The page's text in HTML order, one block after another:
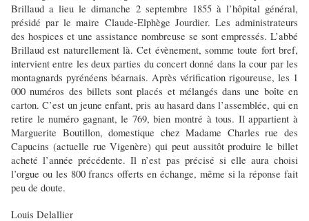
Brillaud a lieu le dimanche 2 septembre 1855 à l’hôpital général,
présidé par le maire Claude-Elphège Jourdier. Les administrateurs
des hospices et une assistance nombreuse se sont empressés. L’abbé
Brillaud est naturellement là. Cet évènement, somme toute fort bref,
intervient entre les deux parties du concert donné dans la cour par les
montagnards pyrénéens béarnais. Après vérification rigoureuse, les 1
000 numéros des billets sont placés et mélangés dans une boîte en
carton. C’est un jeune enfant, pris au hasard dans l’assemblée, qui en
retire le numéro gagnant, le 769, bien montré à tous. Il appartient à
Marguerite Boutillon, domestique chez Madame Charles rue des
Capucins (actuelle rue Vigenère) qui peut aussitôt produire le billet
acheté l’année précédente. Il n’est pas précisé si elle aura choisi
l’orgue ou les 800 francs offerts en échange, même si la réponse fait
peu de doute.
Louis Delallier